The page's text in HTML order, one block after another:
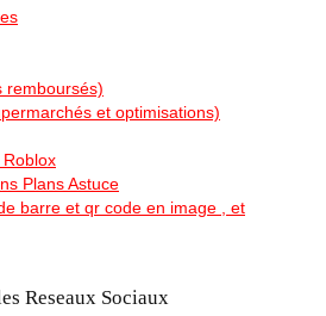
remboursés)
et optimisations)
Plans Astuce
barre et qr code en image , et
Reseaux Sociaux